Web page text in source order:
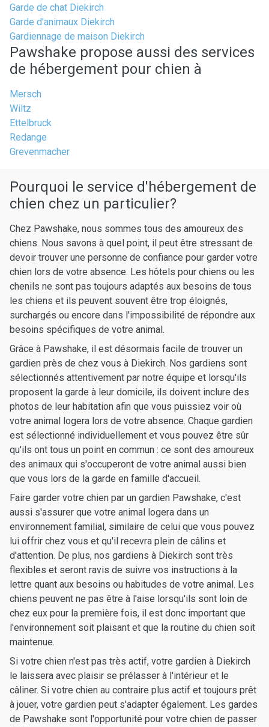
Garde de chat Diekirch
Garde d'animaux Diekirch
Gardiennage de maison Diekirch
Pawshake propose aussi des services
de hébergement pour chien à
Mersch
Wiltz
Ettelbruck
Redange
Grevenmacher
Pourquoi le service d'hébergement de
chien chez un particulier?
Chez Pawshake, nous sommes tous des amoureux des
chiens. Nous savons à quel point, il peut être stressant de
devoir trouver une personne de confiance pour garder votre
chien lors de votre absence. Les hôtels pour chiens ou les
chenils ne sont pas toujours adaptés aux besoins de tous
les chiens et ils peuvent souvent être trop éloignés,
surchargés ou encore dans l'impossibilité de répondre aux
besoins spécifiques de votre animal.
Grâce à Pawshake, il est désormais facile de trouver un
gardien près de chez vous à Diekirch. Nos gardiens sont
sélectionnés attentivement par notre équipe et lorsqu'ils
proposent la garde à leur domicile, ils doivent inclure des
photos de leur habitation afin que vous puissiez voir où
votre animal logera lors de votre absence. Chaque gardien
est sélectionné individuellement et vous pouvez être sûr
qu'ils ont tous un point en commun : ce sont des amoureux
des animaux qui s'occuperont de votre animal aussi bien
que vous lors de la garde en famille d'accueil.
Faire garder votre chien par un gardien Pawshake, c'est
aussi s'assurer que votre animal logera dans un
environnement familial, similaire de celui que vous pouvez
lui offrir chez vous et qu'il recevra plein de câlins et
d'attention. De plus, nos gardiens à Diekirch sont très
flexibles et seront ravis de suivre vos instructions à la
lettre quant aux besoins ou habitudes de votre animal. Les
chiens peuvent ne pas être à l'aise lorsqu'ils sont loin de
chez eux pour la première fois, il est donc important que
l'environnement soit plaisant et que la routine du chien soit
maintenue.
Si votre chien n'est pas très actif, votre gardien à Diekirch
le laissera avec plaisir se prélasser à l'intérieur et le
câliner. Si votre chien au contraire plus actif et toujours prêt
à jouer, votre gardien peut s'adapter également. Les gardes
de Pawshake sont l'opportunité pour votre chien de passer